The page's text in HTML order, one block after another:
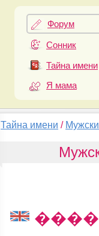
Форум
Сонник
Тайна имени
Я мама
Тайна имени /